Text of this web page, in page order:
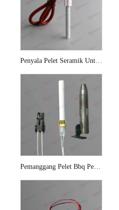
Penyala Pelet Seramik Untuk Pembakar Pelet Serpihan Kayu
Pemanggang Pelet Bbq Pemetik Api